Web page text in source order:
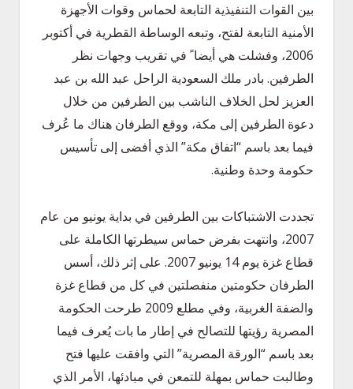
بين القوات التنفيذية التابعة لحماس وقوات الأجهزة
الأمنية التابعة لفتح، وتبعه الوساطة القطرية في أكتوبر
2006، وفشلت هي أيضا ً في تقريب وجهات نظر
الطرفين. بادر ملك السعودية الراحل عبد الله بن عبد
العزيز لحل الخلاف الناشب بين الطرفين من خلال
دعوة الطرفين إلى مكة، ووقع الطرفان هناك ما عُرف
فيما بعد باسم “اتفاق مكة” الذي أفضى إلى تأسيس
حكومة وحدة وطنية.
تجددت الاشتباكات بين الطرفين في بداية يونيو من عام
2007، وانتهت بفرض حماس سيطرتها الكاملة على
قطاع غزة يوم 14 يونيو 2007. على إثر ذلك، أسس
الطرفان حكومتين منفصلتين في كل من قطاع غزة
والضفة الغربية، وفي مطلع 2009 طرحت الحكومة
المصرية رؤيتها للتصالح في إطار ما بات يُعرف فيما
بعد باسم “الورقة المصرية” التي وافقت عليها فتح
وطالبت حماس بمهلة للتمعن في مبادئها، الأمر الذي